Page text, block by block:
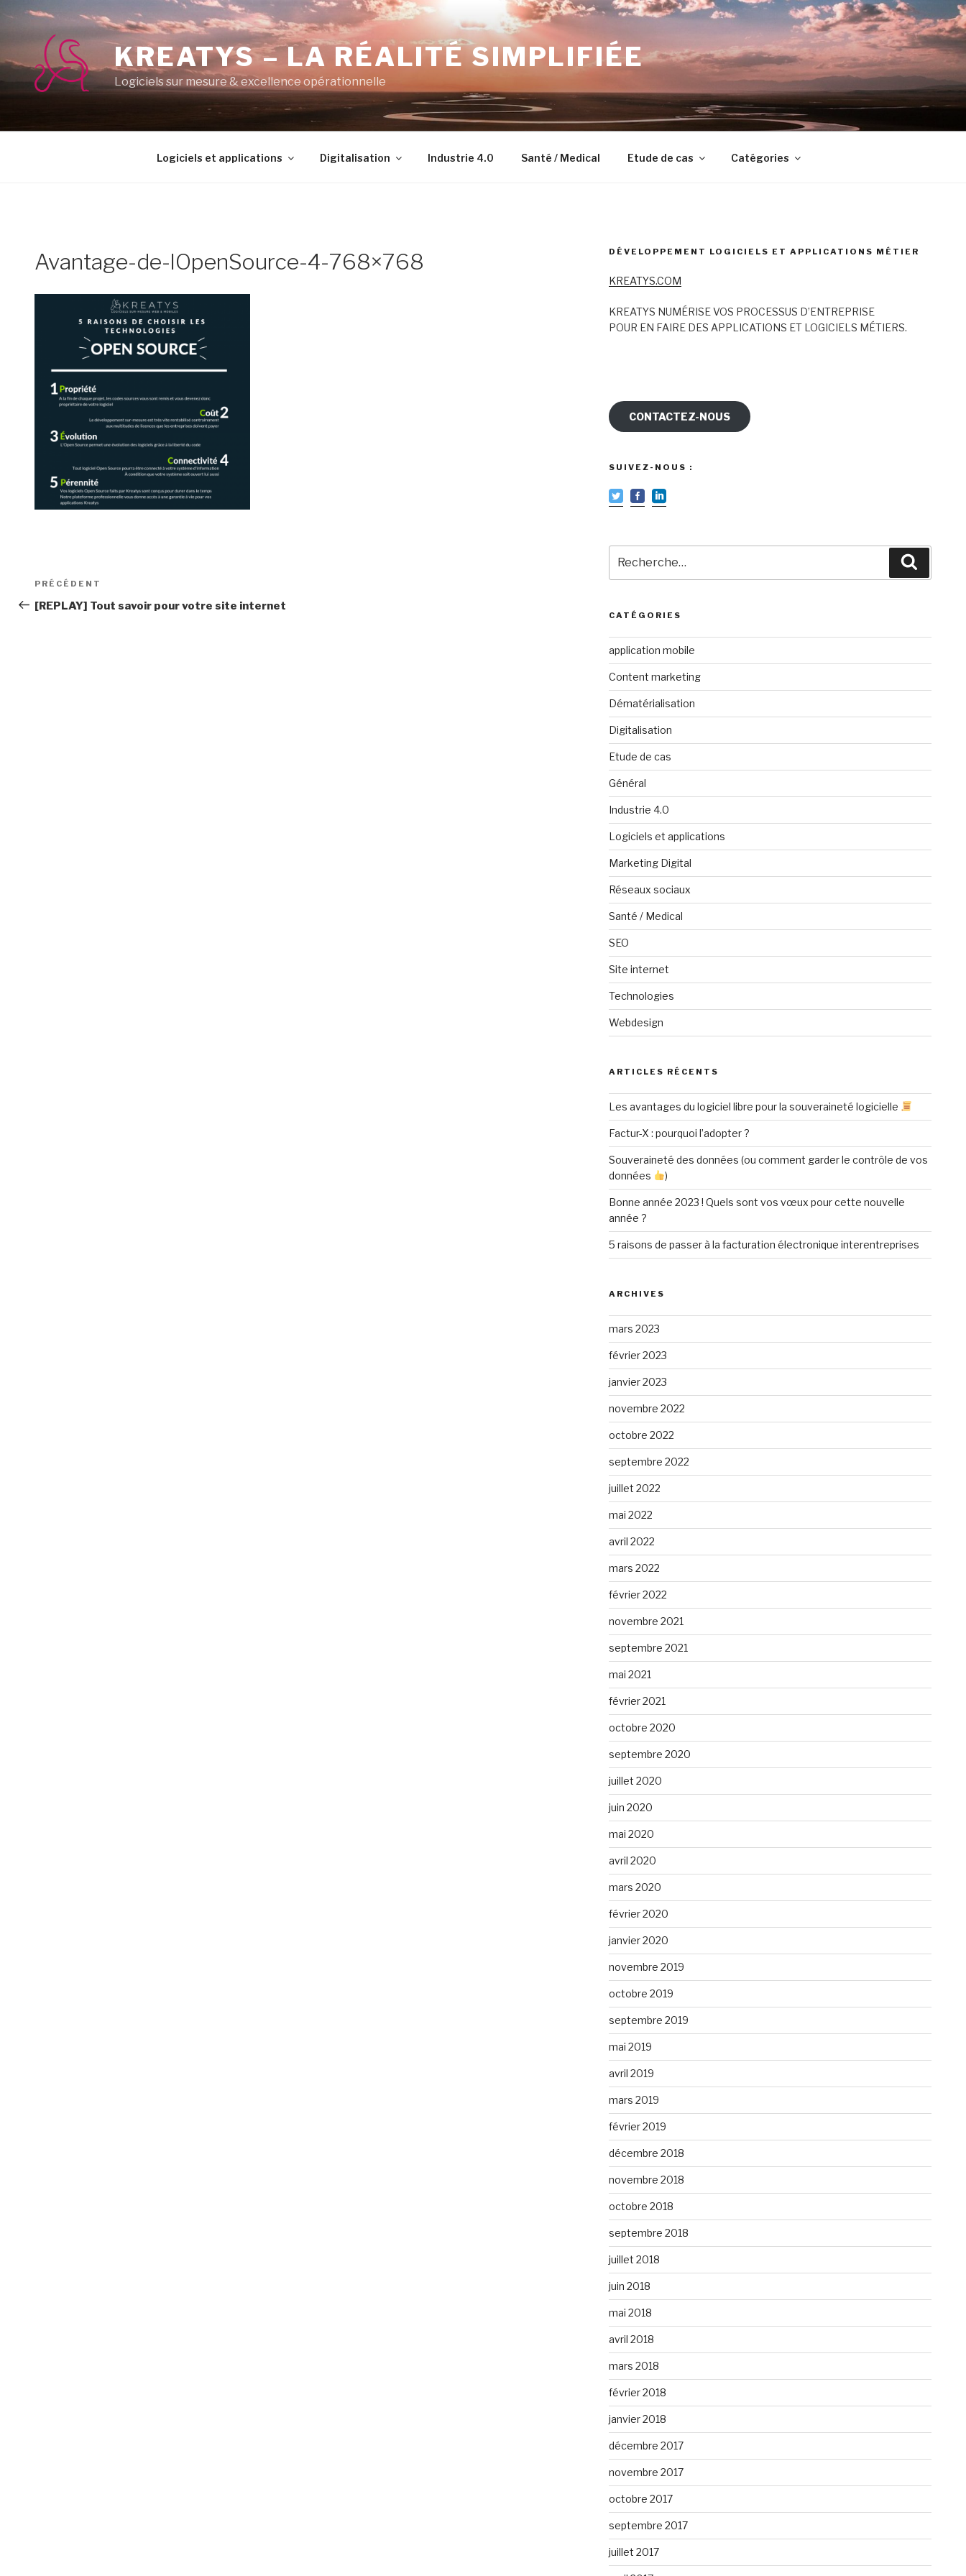
contenu
principal
KREATYS – LA RÉALITÉ SIMPLIFIÉE
Logiciels sur mesure & excellence opérationnelle
Logiciels et applications Digitalisation Industrie 4.0 Santé / Medical Etude de cas Catégories
Avantage-de-lOpenSource-4-768×768
Navigation
de
Article
précédent
PRÉCÉDENT
[REPLAY] Tout savoir pour votre site internet
DÉVELOPPEMENT LOGICIELS ET APPLICATIONS MÉTIER
KREATYS.COM
KREATYS NUMÉRISE VOS PROCESSUS D’ENTREPRISE
POUR EN FAIRE DES APPLICATIONS ET LOGICIELS MÉTIERS.
CONTACTEZ-NOUS
SUIVEZ-NOUS :
pour
:
CATÉGORIES
application mobile
Content marketing
Dématérialisation
Digitalisation
Etude de cas
Général
Industrie 4.0
Logiciels et applications
Marketing Digital
Réseaux sociaux
Santé / Medical
SEO
Site internet
Technologies
Webdesign
ARTICLES RÉCENTS
Les avantages du logiciel libre pour la souveraineté logicielle
Factur-X : pourquoi l’adopter ?
Souveraineté des données (ou comment garder le contrôle de vos
données
)
Bonne année 2023 ! Quels sont vos vœux pour cette nouvelle
année ?
5 raisons de passer à la facturation électronique interentreprises
ARCHIVES
mars 2023
février 2023
janvier 2023
novembre 2022
octobre 2022
septembre 2022
juillet 2022
mai 2022
avril 2022
mars 2022
février 2022
novembre 2021
septembre 2021
mai 2021
février 2021
octobre 2020
septembre 2020
juillet 2020
juin 2020
mai 2020
avril 2020
mars 2020
février 2020
janvier 2020
novembre 2019
octobre 2019
septembre 2019
mai 2019
avril 2019
mars 2019
février 2019
décembre 2018
novembre 2018
octobre 2018
septembre 2018
juillet 2018
juin 2018
mai 2018
avril 2018
mars 2018
février 2018
janvier 2018
décembre 2017
novembre 2017
octobre 2017
septembre 2017
juillet 2017